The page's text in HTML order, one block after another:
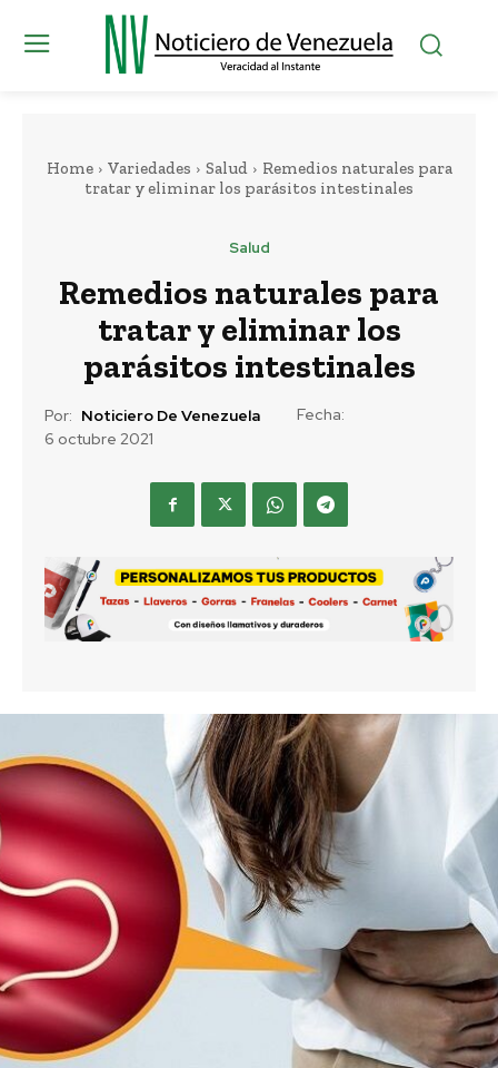
Home Variedades Salud
Remedios naturales para
tratar y eliminar los parásitos intestinales
Salud
Remedios naturales para
tratar y eliminar los
parásitos intestinales
Por: Noticiero De Venezuela
Fecha:
6 octubre 2021